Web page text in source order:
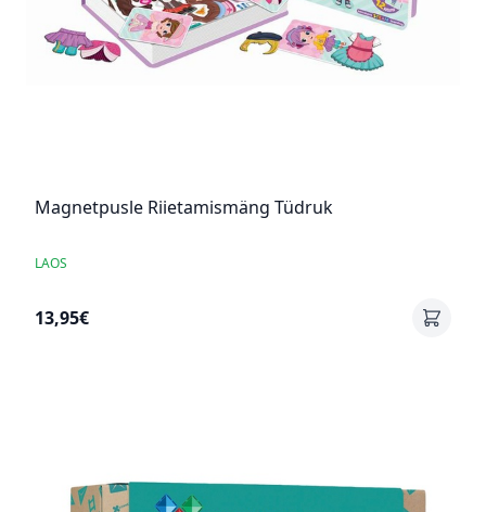
Magnetpusle Riietamismäng Tüdruk
LAOS
13,95€